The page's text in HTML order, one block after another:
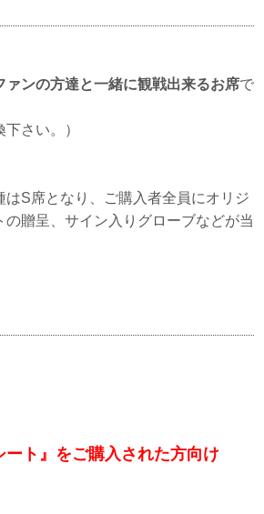
ァンの方達と一緒に観戦出来るお席で
さい。）
はS席となり、ご購入者全員にオリジ
贈呈、サイン入りグローブなどが当
ト』をご購入された方向け